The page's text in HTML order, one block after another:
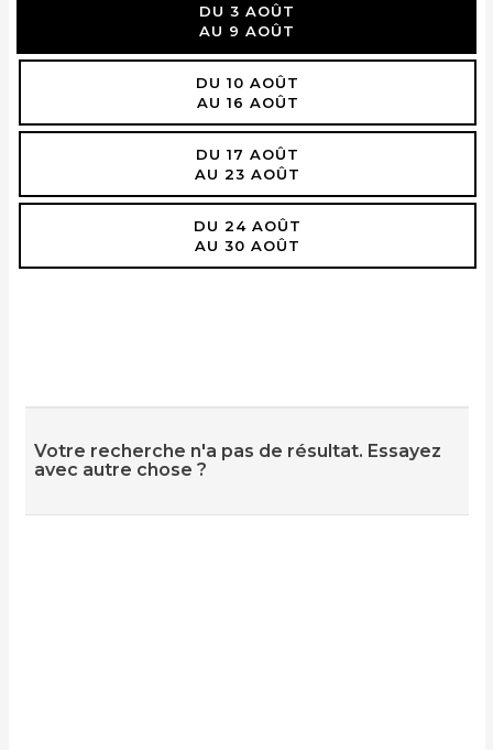
DU 3 AOÛT
AU 9 AOÛT
DU 10 AOÛT
AU 16 AOÛT
DU 17 AOÛT
AU 23 AOÛT
DU 24 AOÛT
AU 30 AOÛT
Votre recherche n'a pas de résultat. Essayez
avec autre chose ?